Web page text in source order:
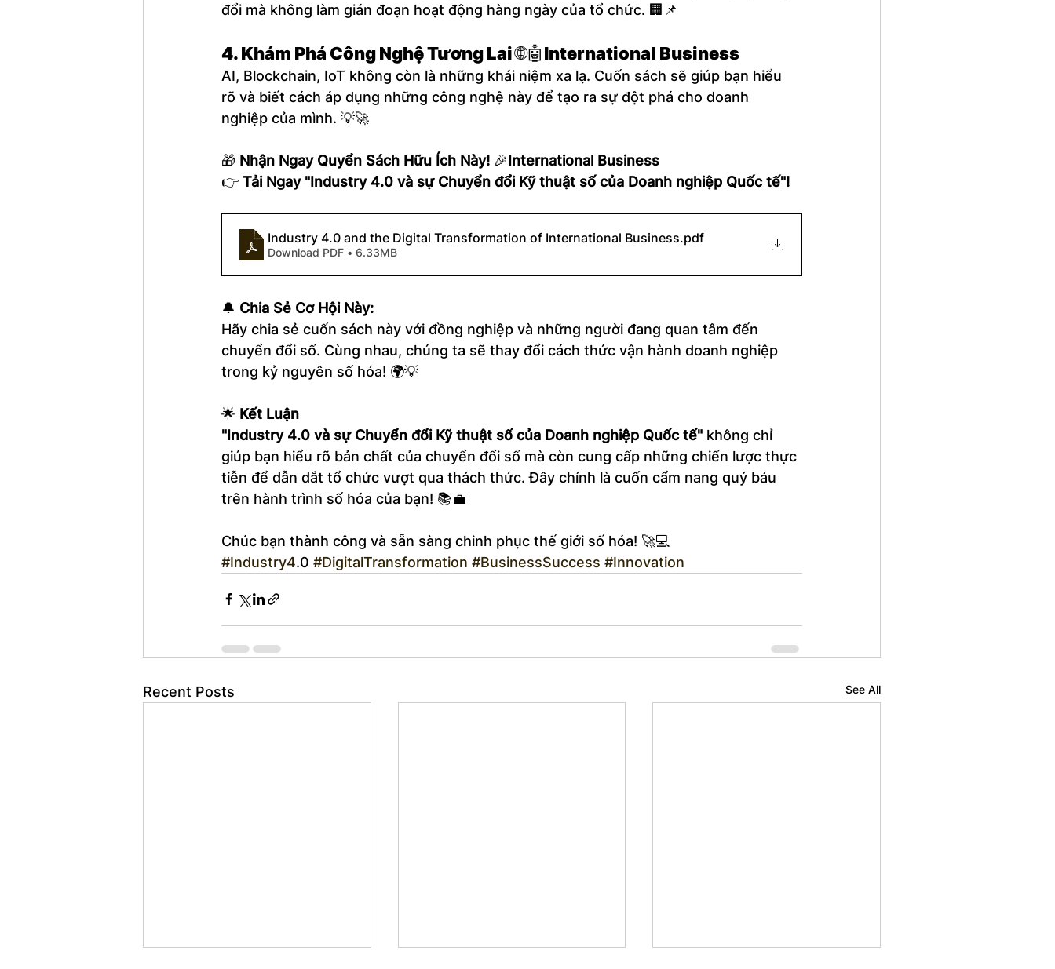
đổi mà không làm gián đoạn hoạt động hàng ngày của tổ chức. 🏢📌
4. Khám Phá Công Nghệ Tương Lai 🌐🤖International Business
AI, Blockchain, IoT không còn là những khái niệm xa lạ. Cuốn sách sẽ giúp bạn hiểu
rõ và biết cách áp dụng những công nghệ này để tạo ra sự đột phá cho doanh
nghiệp của mình. 💡🚀
🎁 Nhận Ngay Quyển Sách Hữu Ích Này! 🎉International Business
👉 Tải Ngay "Industry 4.0 và sự Chuyển đổi Kỹ thuật số của Doanh nghiệp Quốc tế"!
Industry 4.0 and the Digital Transformation of International Business.pdf
Download PDF • 6.33MB
🔔 Chia Sẻ Cơ Hội Này:
Hãy chia sẻ cuốn sách này với đồng nghiệp và những người đang quan tâm đến
chuyển đổi số. Cùng nhau, chúng ta sẽ thay đổi cách thức vận hành doanh nghiệp
trong kỷ nguyên số hóa! 🌍💡
🌟 Kết Luận
"Industry 4.0 và sự Chuyển đổi Kỹ thuật số của Doanh nghiệp Quốc tế" không chỉ
giúp bạn hiểu rõ bản chất của chuyển đổi số mà còn cung cấp những chiến lược thực
tiễn để dẫn dắt tổ chức vượt qua thách thức. Đây chính là cuốn cẩm nang quý báu
trên hành trình số hóa của bạn! 📚💼
Chúc bạn thành công và sẵn sàng chinh phục thế giới số hóa! 🚀💻
#Industry4.0 #DigitalTransformation #BusinessSuccess #Innovation
Recent Posts See All